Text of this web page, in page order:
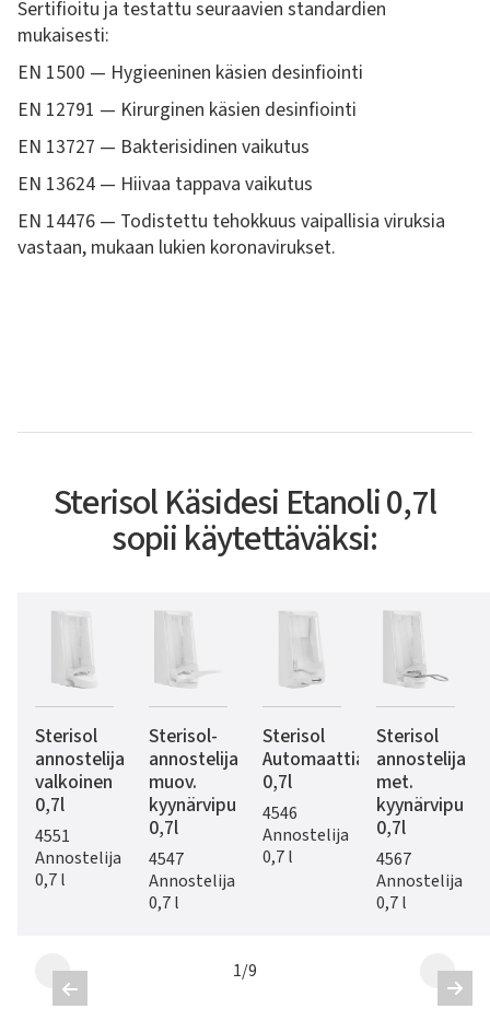
Sertifioitu ja testattu seuraavien standardien
mukaisesti:
EN 1500 — Hygieeninen käsien desinfiointi
EN 12791 — Kirurginen käsien desinfiointi
EN 13727 — Bakterisidinen vaikutus
EN 13624 — Hiivaa tappava vaikutus
EN 14476 — Todistettu tehokkuus vaipallisia viruksia
vastaan, mukaan lukien koronavirukset.
Sterisol Käsidesi Etanoli 0,7l
sopii käytettäväksi:
Sterisol
annostelija
valkoinen
0,7l
4551
Annostelija
0,7 l
Sterisol-
annostelija
muov.
kyynärvipu
0,7l
4547
Annostelija
0,7 l
Sterisol
Automaattiannostelija
0,7l
4546
Annostelija
0,7 l
Sterisol
annostelija
met.
kyynärvipu
0,7l
4567
Annostelija
0,7 l

1/9
